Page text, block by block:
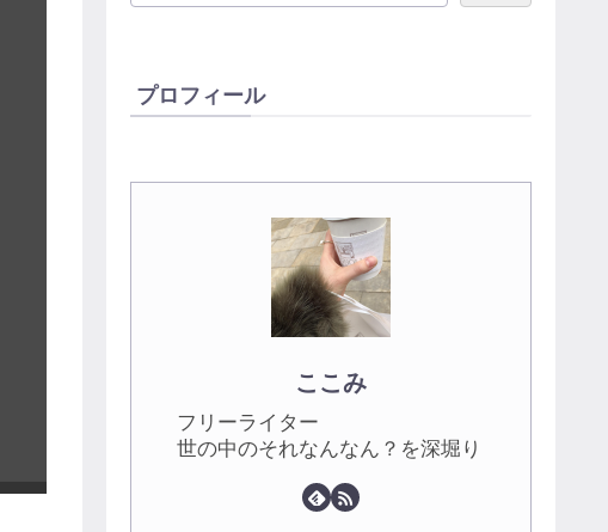
プロフィール
ここみ
フリーライター
世の中のそれなんなん？を深堀り